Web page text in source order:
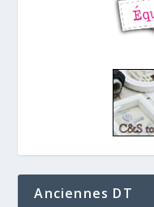
Anciennes DT